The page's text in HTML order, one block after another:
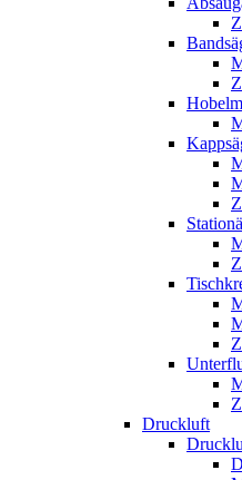
Druckluft